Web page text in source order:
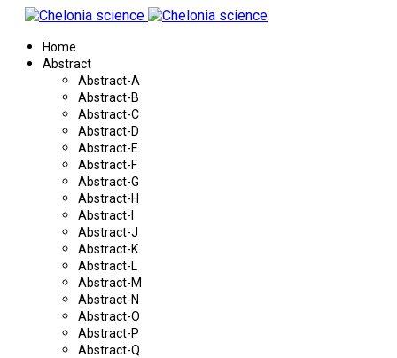
Home
Abstract
Abstract-A
Abstract-B
Abstract-C
Abstract-D
Abstract-E
Abstract-F
Abstract-G
Abstract-H
Abstract-I
Abstract-J
Abstract-K
Abstract-L
Abstract-M
Abstract-N
Abstract-O
Abstract-P
Abstract-Q